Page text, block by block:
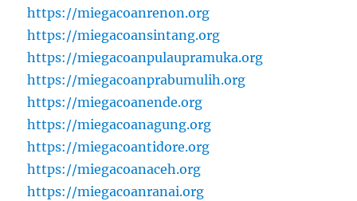
https://miegacoanrenon.org
https://miegacoansintang.org
https://miegacoanpulaupramuka.org
https://miegacoanprabumulih.org
https://miegacoanende.org
https://miegacoanagung.org
https://miegacoantidore.org
https://miegacoanaceh.org
https://miegacoanranai.org